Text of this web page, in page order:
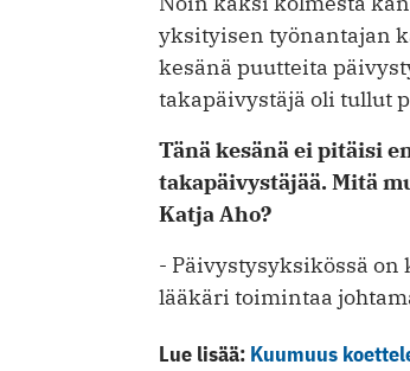
yksityisen työnantajan
kesänä puutteita
takapäivystäjä oli tullut
Tänä kesänä ei pitäisi
takapäivystäjää. Mitä
Katja Aho?
- Päivystysyksikössä
lääkäri toimintaa
Lue lisää: Kuumuus